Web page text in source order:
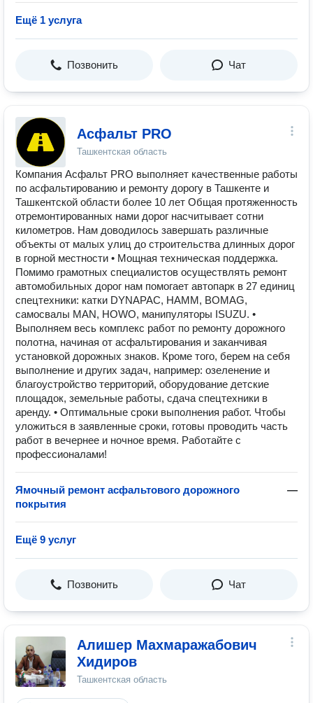
Ещё 1 услуга
Позвонить Чат
Асфальт PRO
Ташкентская область
Компания Асфальт PRO выполняет качественные работы
по асфальтированию и ремонту дорогу в Ташкенте и
Ташкентской области более 10 лет Общая протяженность
отремонтированных нами дорог насчитывает сотни
километров. Нам доводилось завершать различные
объекты от малых улиц до строительства длинных дорог
в горной местности • Мощная техническая поддержка.
Помимо грамотных специалистов осуществлять ремонт
автомобильных дорог нам помогает автопарк в 27 единиц
спецтехники: катки DYNAPAC, HAMM, BOMAG,
самосвалы MAN, HOWO, манипуляторы ISUZU. •
Выполняем весь комплекс работ по ремонту дорожного
полотна, начиная от асфальтирования и заканчивая
установкой дорожных знаков. Кроме того, берем на себя
выполнение и других задач, например: озеленение и
благоустройство территорий, оборудование детские
площадок, земельные работы, сдача спецтехники в
аренду. • Оптимальные сроки выполнения работ. Чтобы
уложиться в заявленные сроки, готовы проводить часть
работ в вечернее и ночное время. Работайте с
профессионалами!
Ямочный ремонт асфальтового дорожного
покрытия
—
Ещё 9 услуг
Позвонить Чат
Алишер Махмаражабович
Хидиров
Ташкентская область